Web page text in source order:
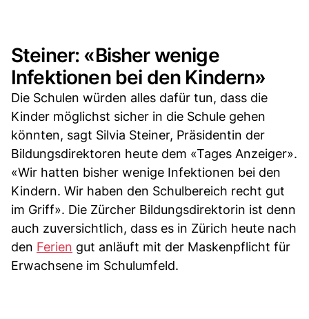
Steiner: «Bisher wenige
Infektionen bei den Kindern»
Die Schulen würden alles dafür tun, dass die
Kinder möglichst sicher in die Schule gehen
könnten, sagt Silvia Steiner, Präsidentin der
Bildungsdirektoren heute dem «Tages Anzeiger».
«Wir hatten bisher wenige Infektionen bei den
Kindern. Wir haben den Schulbereich recht gut
im Griff». Die Zürcher Bildungsdirektorin ist denn
auch zuversichtlich, dass es in Zürich heute nach
den Ferien gut anläuft mit der Maskenpflicht für
Erwachsene im Schulumfeld.